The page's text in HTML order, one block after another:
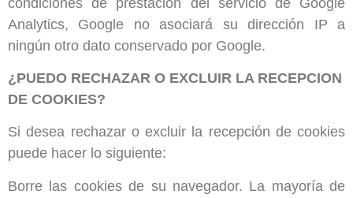
Analytics, Google no asociará su dirección IP a
ningún otro dato conservado por Google.
¿PUEDO RECHAZAR O EXCLUIR LA RECEPCION
DE COOKIES?
Si desea rechazar o excluir la recepción de cookies
puede hacer lo siguiente:
Borre las cookies de su navegador. La mayoría de